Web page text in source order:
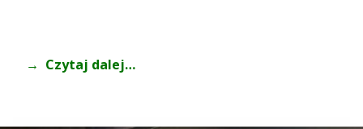
Czytaj dalej…